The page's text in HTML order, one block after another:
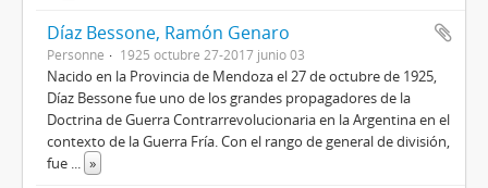
Díaz Bessone, Ramón Genaro
Personne 1925 octubre 27-2017 junio 03
Nacido en la Provincia de Mendoza el 27 de octubre de 1925,
Díaz Bessone fue uno de los grandes propagadores de la
Doctrina de Guerra Contrarrevolucionaria en la Argentina en el
contexto de la Guerra Fría. Con el rango de general de división,
fue ... »